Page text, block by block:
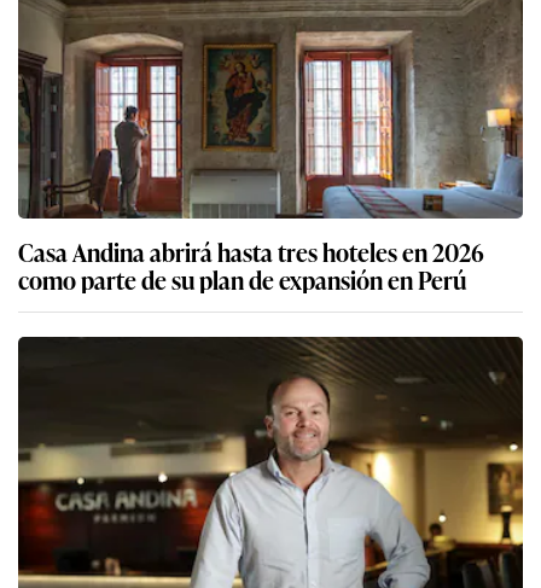
Casa Andina abrirá hasta tres hoteles en 2026
como parte de su plan de expansión en Perú